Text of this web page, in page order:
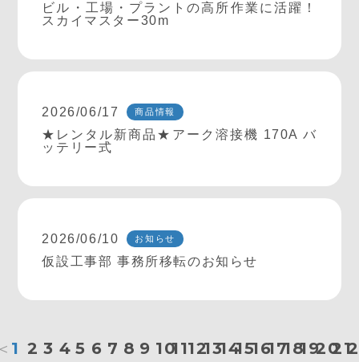
ビル・工場・プラントの高所作業に活躍！
スカイマスター30m
2026/06/17 商品情報
★レンタル新商品★アーク溶接機 170A バ
ッテリー式
2026/06/10 お知らせ
仮設工事部 事務所移転のお知らせ
1 2 3 4 5 6 7 8 9 101112131415161718192021